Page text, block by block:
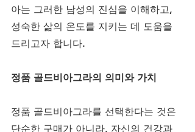
아는 그러한 남성의 진심을 이해하고,
성숙한 삶의 온도를 지키는 데 도움을
드리고자 합니다.
정품 골드비아그라의 의미와 가치
정품 골드비아그라를 선택한다는 것은
단순한 구매가 아니라, 자신의 건강과